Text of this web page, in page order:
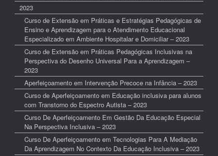
2023
Curso de Extensão em Práticas e Estratégias Pedagógicas de
Ensino e Aprendizagem para o Atendimento Educacional
Especializado em Ambiente Hospitalar e Domiciliar – 2023
Curso de Extensão em Práticas Pedagógicas Inclusivas na
Perspectiva do Desenho Universal Para a Aprendizagem –
2023
Aperfeiçoamento em Intervenção Precoce na Infância – 2023
Curso de Aperfeiçoamento em Educação inclusiva para alunos
com Transtorno do Espectro Autista – 2023
Curso De Aperfeiçoamento Em Gestão Da Educação Especial
Na Perspectiva Inclusiva – 2023
Curso De Aperfeiçoamento em Tecnologias Para A Mediação
Da Aprendizagem No Contexto Da Educação Inclusiva – 2023